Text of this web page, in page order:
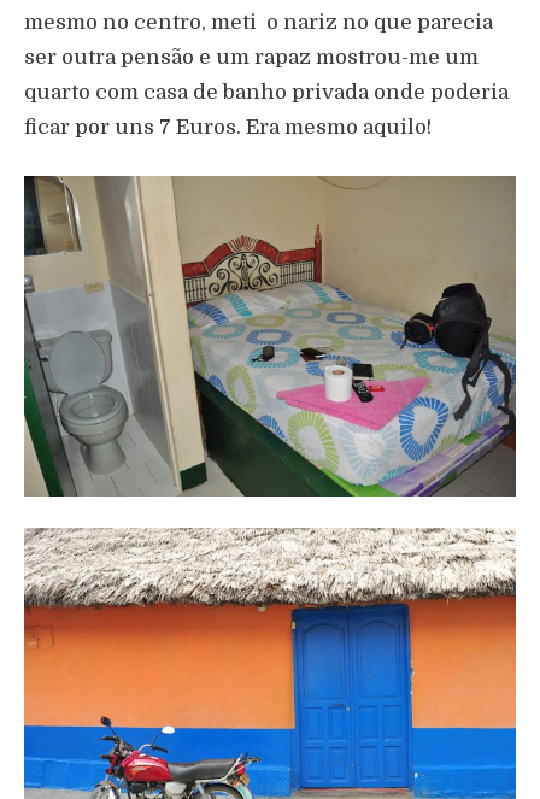
mesmo no centro, meti o nariz no que parecia
ser outra pensão e um rapaz mostrou-me um
quarto com casa de banho privada onde poderia
ficar por uns 7 Euros. Era mesmo aquilo!